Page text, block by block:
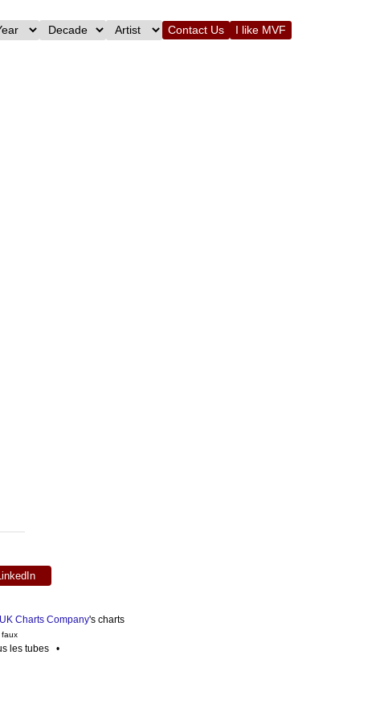
Contact Us I like MVF
Charts Company's charts
faux
les tubes •